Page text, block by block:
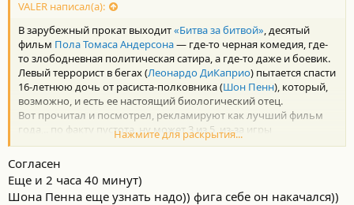
VALER написал(а):
В зарубежный прокат выходит«Битва за битвой», десятый
фильм Пола Томаса Андерсона— где-то черная комедия, где-
то злободневная политическая сатира, а где-то даже и боевик.
Левый террорист в бегах (Леонардо ДиКаприо) пытается спасти
16-летнюю дочь от расиста-полковника (Шон Пенн), который,
возможно, и есть ее настоящий биологический отец.
Вот прочитал и посмотрел, рекламируют как лучший фильм
года,.. по факту пустота, ну может 3 из 5, из-за игры
актёров(Шон Пенн одна из лучших ролей), там ещё Б. Дель
Нажмите для раскрытия...
Согласен
Еще и 2 часа 40 минут)
Шона Пенна еще узнать надо)) фига себе он накачался))